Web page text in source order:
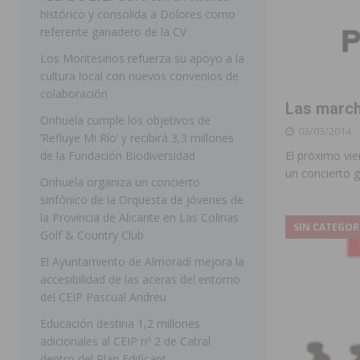
[ 07/08/2026 ] Raiguero de Bonanza alerta del
ORIHUELA
[ 07/08/2026 ] La Generalitat impulsa el
Benferri ya se prepara para dar
[ 07/08/2026 ] Bigastro se viste de gala para la
[ 09/08/2026 ] Bigastro da el pistoletazo de salida a
BIGASTRO
[ 08/08/2026 ] Controlado un incendio en la cocina
SEGURA
[ 08/08/2026 ]
Benferri da comienzo a sus fiestas
[ 07/08/2026 ]
FEGADO 2026 cierra con un balance
DOLORES
Las
03/03/2014
El próximo
un concierto
SIN
histórico y consolida a Dolores como
referente ganadero de la CV
Los Montesinos refuerza su apoyo a la
cultura local con nuevos convenios de
colaboración
Orihuela cumple los objetivos de
‘Refluye Mi Río’ y recibirá 3,3 millones
de la Fundación Biodiversidad
Orihuela organiza un concierto
sinfónico de la Orquesta de Jóvenes de
la Provincia de Alicante en Las Colinas
Golf & Country Club
El Ayuntamiento de Almoradí mejora la
accesibilidad de las aceras del entorno
del CEIP Pascual Andreu
Educación destina 1,2 millones
adicionales al CEIP nº 2 de Catral